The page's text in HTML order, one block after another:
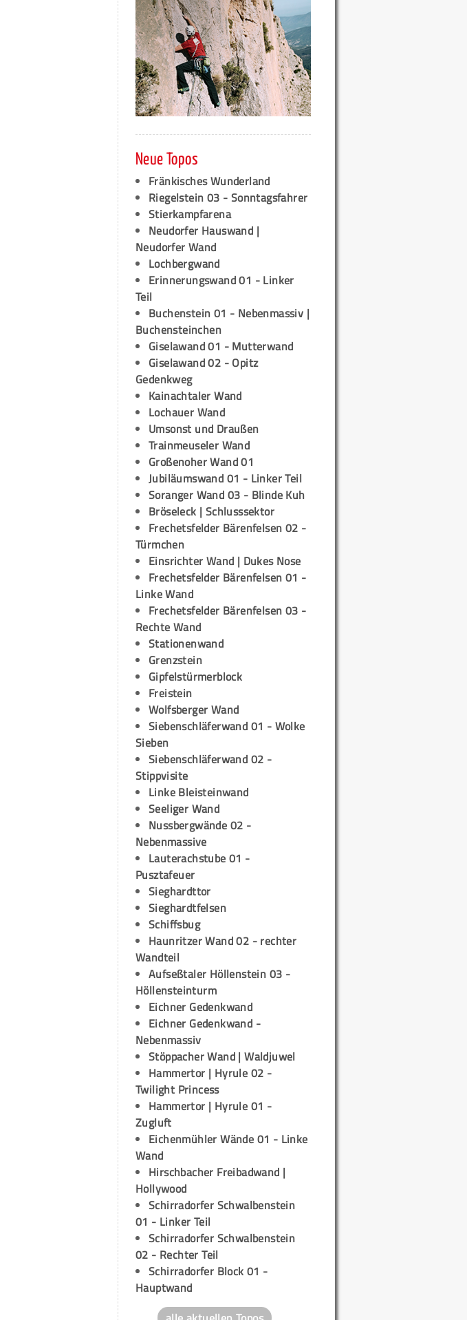
Neue Topos
Fränkisches Wunderland
Riegelstein 03 - Sonntagsfahrer
Stierkampfarena
Neudorfer Hauswand |
Neudorfer Wand
Lochbergwand
Erinnerungswand 01 - Linker
Teil
Buchenstein 01 - Nebenmassiv |
Buchensteinchen
Giselawand 01 - Mutterwand
Giselawand 02 - Opitz
Gedenkweg
Kainachtaler Wand
Lochauer Wand
Umsonst und Draußen
Trainmeuseler Wand
Großenoher Wand 01
Jubiläumswand 01 - Linker Teil
Soranger Wand 03 - Blinde Kuh
Bröseleck | Schlusssektor
Frechetsfelder Bärenfelsen 02 -
Türmchen
Einsrichter Wand | Dukes Nose
Frechetsfelder Bärenfelsen 01 -
Linke Wand
Frechetsfelder Bärenfelsen 03 -
Rechte Wand
Stationenwand
Grenzstein
Gipfelstürmerblock
Freistein
Wolfsberger Wand
Siebenschläferwand 01 - Wolke
Sieben
Siebenschläferwand 02 -
Stippvisite
Linke Bleisteinwand
Seeliger Wand
Nussbergwände 02 -
Nebenmassive
Lauterachstube 01 -
Pusztafeuer
Sieghardttor
Sieghardtfelsen
Schiffsbug
Haunritzer Wand 02 - rechter
Wandteil
Aufseßtaler Höllenstein 03 -
Höllensteinturm
Eichner Gedenkwand
Eichner Gedenkwand -
Nebenmassiv
Stöppacher Wand | Waldjuwel
Hammertor | Hyrule 02 -
Twilight Princess
Hammertor | Hyrule 01 -
Zugluft
Eichenmühler Wände 01 - Linke
Wand
Hirschbacher Freibadwand |
Hollywood
Schirradorfer Schwalbenstein
01 - Linker Teil
Schirradorfer Schwalbenstein
02 - Rechter Teil
Schirradorfer Block 01 -
Hauptwand